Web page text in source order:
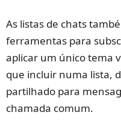
As listas de chats
ferramentas para
aplicar um único tema
que incluir numa lista,
partilhado para
chamada comum.